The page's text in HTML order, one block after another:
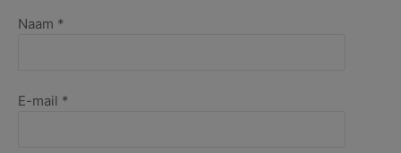
Naam *
E-mail *